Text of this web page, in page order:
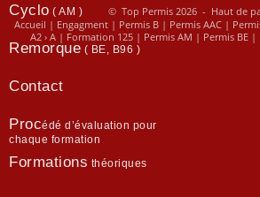
Cyclo ( AM )
Remorque ( BE, B96 )
Contact
Procédé d’évaluation pour
chaque formation
Formations théoriques
© Top Permis 2026 - Haut de
Accueil | Engagment | Permis B | Permis AAC |
A2 › A| Formation 125| Permis AM | Permis BE|